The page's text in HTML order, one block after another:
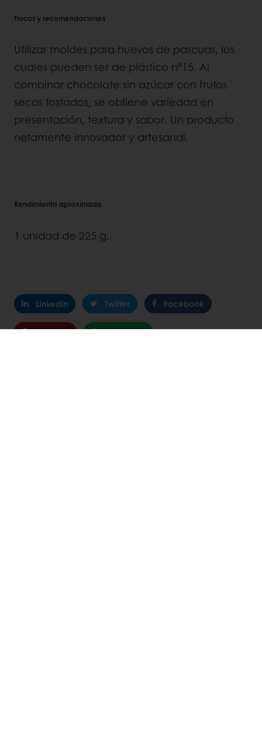
Trucos y recomendaciones
Utilizar moldes para huevos de pascuas, los
cuales pueden ser de plástico n°15. Al
combinar chocolate sin azúcar con frutos
secos tostados, se obtiene variedad en
presentación, textura y sabor. Un producto
netamente innovador y artesanal.
Rendimiento aproximado
1 unidad de 225 g.
Linkedin Twitter Facebook
Pinterest WhatsApp